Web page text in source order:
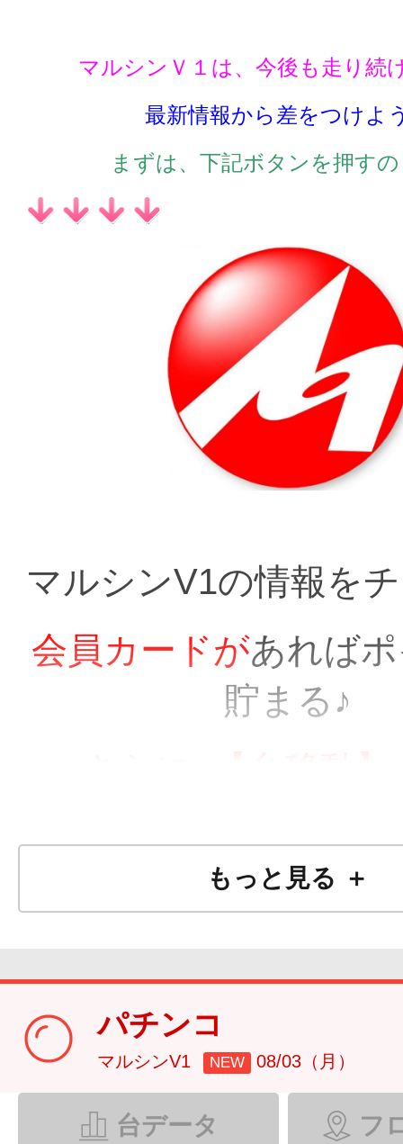
マルシンＶ１は、今後も走り続
最新情報から差をつけよ
まずは、下記ボタンを押す
マルシンV1の情報を
会員カー ドがあれば
貯まる♪
もっと便利に！！
もっと見る ＋
パチンコ
マルシンV1 NEW 08/03（月）
台データ フ